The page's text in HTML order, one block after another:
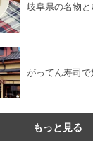
岐阜県の名物と
がってん寿司で
もっと見る